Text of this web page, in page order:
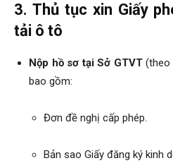
3. Thủ tục xin Giấy
tải ô tô
Nộp hồ sơ tại Sở GTVT(theo
bao gồm:
Đơn đề nghị cấp phép.
Bản sao Giấy đăng ký kinh